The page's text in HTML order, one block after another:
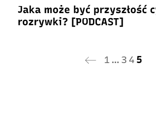
Jaka może być przyszłość
rozrywki? [PODCAST]
1 … 3 4 5